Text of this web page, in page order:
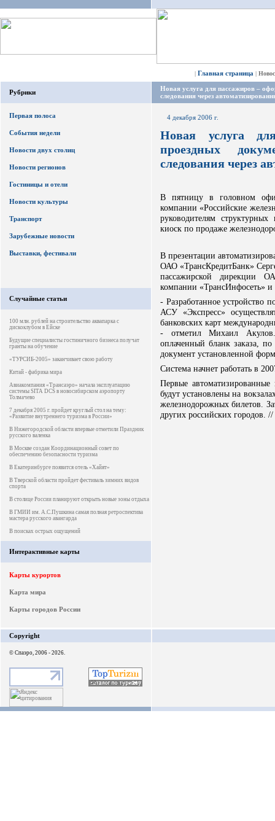
| Главная страница |
Рубрики
Первая полоса
События недели
Новости двух столиц
Новости регионов
Гостиницы и отели
Новости культуры
Транспорт
Зарубежные новости
Выставки, фестивали
Случайные статьи
100 млн. рублей на строительство аквапарка с
дискоклубом в Ейске
Будущие специалисты гостиничного бизнеса получат
гранты на обучение
«ТУРСИБ-2005» заканчивает свою работу
Китай - фабрика мира
Авиакомпания «Трансаэро» начала эксплуатацию
системы SITA DCS в новосибирском аэропорту
Толмачево
7 декабря 2005 г. пройдет круглый стол на тему:
«Развитие внутреннего туризма в России»
В Нижегородской области впервые отметили Праздник
русского валенка
В Москве создан Координационный совет по
обеспечению безопасности туризма
В Екатеринбурге появится отель «Хайят»
В Тверской области пройдет фестиваль зимних видов
спорта
В столице России планируют открыть новые зоны отдыха
В ГМИИ им. А.С.Пушкина самая полная ретроспектива
мастера русского авангарда
В поисках острых ощущений
Интерактивные карты
Карты курортов
Карта мира
Карты городов России
Новая услуга для пассажиров –
следования через
4 декабря 2006 г.
Новая услуга
проездных
следования через
В пятницу в головном
компании «Российские
руководителям
киоск по продаже
В презентации
ОАО «ТрансКредитБанк»
пассажирской дирекции
компании «ТрансИнфосеть» и
- Разработанное устройство
АСУ «Экспресс»
банковских карт
- отметил Михаил
оплаченный бланк заказа,
документ установленной
Система начнет работать в
Первые
будут установлены на
железнодорожных билетов.
других российских городов.
Copyright
© Спаэро, 2006 - 2026.